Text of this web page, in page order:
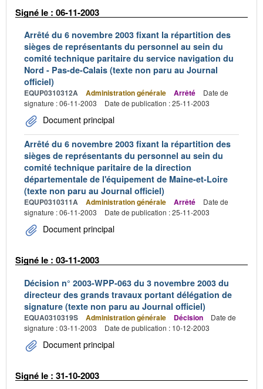
Signé le : 06-11-2003
Arrêté du 6 novembre 2003 fixant la répartition des
sièges de représentants du personnel au sein du
comité technique paritaire du service navigation du
Nord - Pas-de-Calais (texte non paru au Journal
officiel)
EQUP0310312A Administration générale Arrêté
Date de
signature : 06-11-2003
Date de publication : 25-11-2003
Document principal
Arrêté du 6 novembre 2003 fixant la répartition des
sièges de représentants du personnel au sein du
comité technique paritaire de la direction
départementale de l'équipement de Maine-et-Loire
(texte non paru au Journal officiel)
EQUP0310311A Administration générale Arrêté
Date de
signature : 06-11-2003
Date de publication : 25-11-2003
Document principal
Signé le : 03-11-2003
Décision n° 2003-WPP-063 du 3 novembre 2003 du
directeur des grands travaux portant délégation de
signature (texte non paru au Journal officiel)
EQUA0310319S Administration générale Décision
Date de
signature : 03-11-2003
Date de publication : 10-12-2003
Document principal
Signé le : 31-10-2003